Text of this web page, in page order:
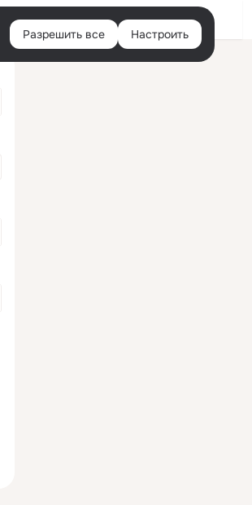
Войти
Разрешить все Настроить